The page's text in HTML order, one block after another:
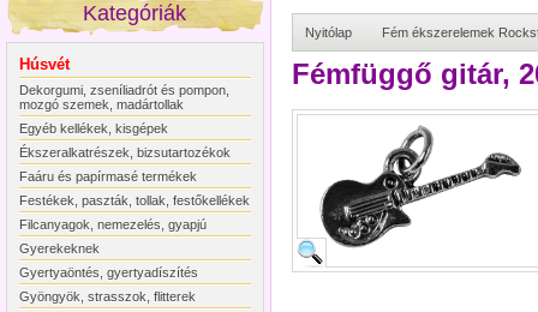
Kategóriák
Húsvét
Dekorgumi, zseníliadrót és pompon,
mozgó szemek, madártollak
Egyéb kellékek, kisgépek
Ékszeralkatrészek, bizsutartozékok
Faáru és papírmasé termékek
Festékek, paszták, tollak, festőkellékek
Filcanyagok, nemezelés, gyapjú
Gyerekeknek
Gyertyaöntés, gyertyadíszítés
Gyöngyök, strasszok, flitterek
Nyitólap Fém ékszerelemek
Fémfüggő gitár,